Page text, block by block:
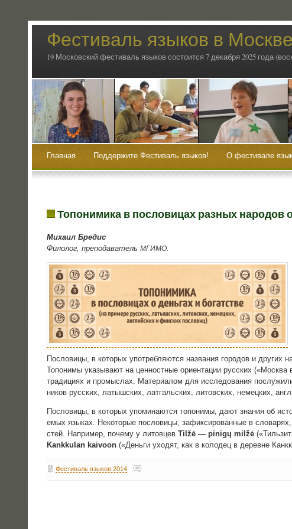
Фестиваль языков в Москве
19 Московский фестиваль языков состоится 7 декабря 2025 года
Главная Поддержите Фестиваль языков! О фестивале
Топонимика в пословицах разных народов
Миха­ил Бредис
Фило­лог, пре­по­да­ва­тельМГИМО
Посло­ви­цы, в кото­рых упо­треб­ля­ют­ся назва­ния горо­дов и дру­гих
Топо­ни­мы ука­зы­ва­ют на цен­ност­ные ори­ен­та­ции рус­ских
тра­ди­ци­ях и про­мыс­лах. Мате­ри­а­лом для иссле­до­ва­ния
ни­ков рус­ских, латыш­ских, лат­галь­ских, литов­ских, немец­ких,
Посло­ви­цы, в кото­рых упо­ми­на­ют­ся топо­ни­мы, дают зна­ния об
е­мых язы­ках. Неко­то­рые посло­ви­цы, зафик­си­ро­ван­ные в
стей. Напри­мер, поче­му у литов­цевTilžė — pinigų milžė
Kankkulan kaivoon («День­ги ухо­дят, как в коло­дец в деревне
Фестиваль языков 2014